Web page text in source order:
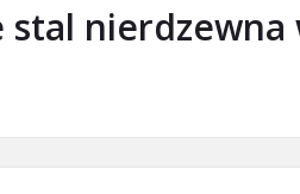
nierdzewna